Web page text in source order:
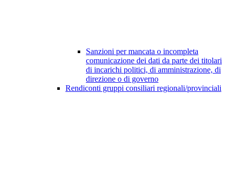
Sanzioni per mancata o incompleta
comunicazione dei dati da parte dei titolari
di incarichi politici, di amministrazione, di
direzione o di governo
Rendiconti gruppi consiliari regionali/provinciali